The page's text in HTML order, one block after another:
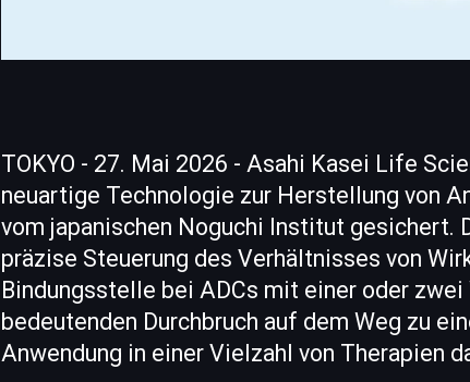
TOKYO - 27. Mai 2026 - Asahi Kasei Life
neuartige Technologie zur Herstellung von
vom japanischen Noguchi Institut gesichert.
präzise Steuerung des Verhältnisses von
Bindungsstelle bei ADCs mit einer oder
bedeutenden Durchbruch auf dem Weg zu
Anwendung in einer Vielzahl von Therapien